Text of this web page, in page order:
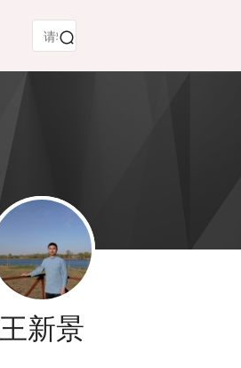
王新景